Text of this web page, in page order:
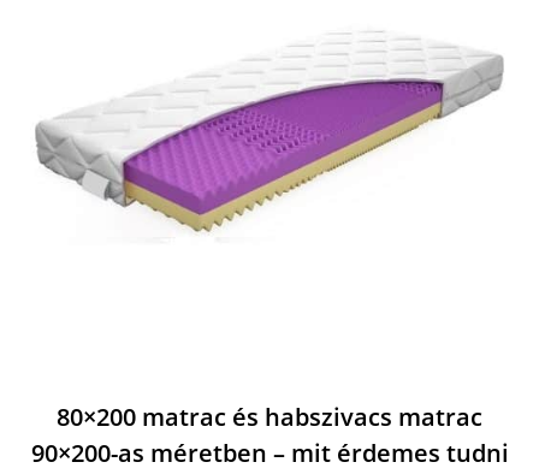
80×200 matrac és habszivacs matrac
90×200-as méretben – mit érdemes tudni